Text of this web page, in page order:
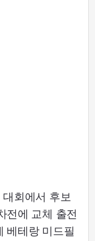
회에서 후보
전에 교체 출전
베테랑 미드필